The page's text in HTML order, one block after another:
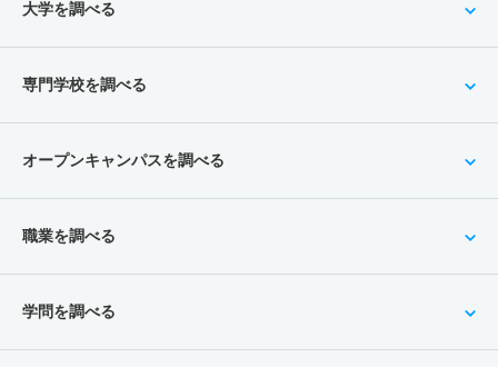
大学を調べる
専門学校を調べる
オープンキャンパスを調べる
職業を調べる
学問を調べる